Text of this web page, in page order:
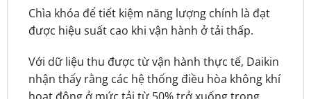
Chìa khóa để tiết kiệm năng lượng chính là đạt
được hiệu suất cao khi vận hành ở tải thấp.
Với dữ liệu thu được từ vận hành thực tế, Daikin
nhận thấy rằng các hệ thống điều hòa không khí